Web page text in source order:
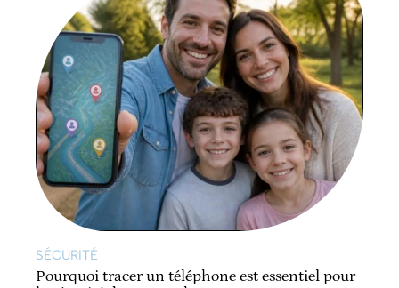
SÉCURITÉ
Pourquoi tracer un téléphone est essentiel pour